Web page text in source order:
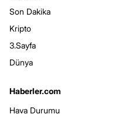
Son Dakika
Kripto
3.Sayfa
Dünya
Haberler.com
Hava Durumu